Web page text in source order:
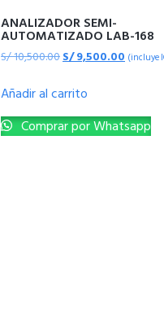
ANALIZADOR SEMI-
AUTOMATIZADO LAB-168
S/10,500.00S/9,500.00 (incluye
Añadir al carrito
Comprar por Whatsapp